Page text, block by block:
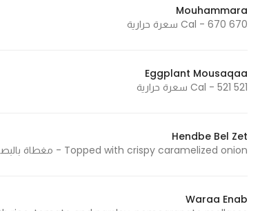
Mouhammara
670 Cal - 670 سعرة حرارية
Eggplant Mousaqaa
521 Cal - 521 سعرة حرارية
Hendbe Bel Zet
Topped with crispy caramelized onion - مغطاة بالبصل المكرمل المقرمش 408 Cal - 408 سعرة حرارية
Waraa Enab
us to
improve
functionality
based on
how the